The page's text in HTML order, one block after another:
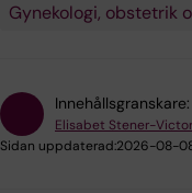
Gynekologi, obstetrik
Innehållsgranskare:
Elisabet Stener-
Sidan uppdaterad:2026-08-